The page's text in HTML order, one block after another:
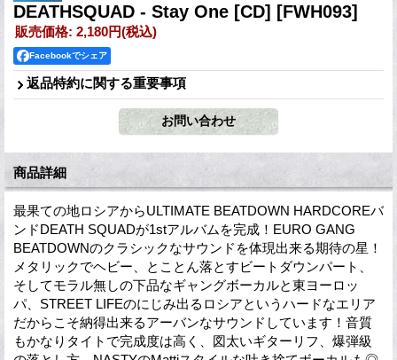
DEATHSQUAD - Stay One [CD] [FWH093]
販売価格: 2,180円(税込)
Facebookでシェア
返品特約に関する重要事項
商品詳細
最果ての地ロシアからULTIMATE BEATDOWN HARDCOREバ
ンドDEATH SQUADが1stアルバムを完成！EURO GANG
BEATDOWNのクラシックなサウンドを体現出来る期待の星！
メタリックでヘビー、とことん落とすビートダウンパート、
そしてモラル無しの下品なギャングボーカルと東ヨーロッ
パ、STREET LIFEのにじみ出るロシアというハードなエリア
だからこそ納得出来るアーバンなサウンドしています！音質
もかなりタイトで完成度は高く、図太いギターリフ、爆弾級